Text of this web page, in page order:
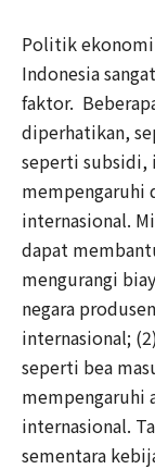
Politik ekonomi
Indonesia
faktor.
diperhatikan,
seperti subsidi,
mempengaruhi
internasional.
dapat
mengurangi
negara
internasional;
seperti bea
mempengaruhi
internasional.
sementara